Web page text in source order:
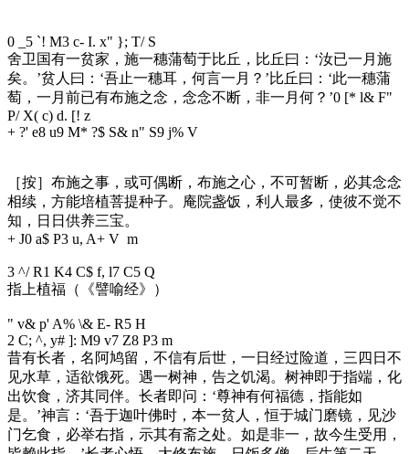
0 _5 `! M3 c- I. x" }; T/ S
舍卫国有一贫家，施一穗蒲萄于比丘，比丘曰：‘汝已一月施
矣。’贫人曰：‘吾止一穗耳，何言一月？’比丘曰：‘此一穗蒲
萄，一月前已有布施之念，念念不断，非一月何？’0 [* l& F"
P/ X( c) d. [! z
+ ?' e8 u9 M* ?$ S& n" S9 j% V
［按］布施之事，或可偶断，布施之心，不可暂断，必其念念
相续，方能培植菩提种子。庵院盏饭，利人最多，使彼不觉不
知，日日供养三宝。
+ J0 a$ P3 u, A+ V m
3 ^/ R1 K4 C$ f, l7 C5 Q
指上植福（《譬喻经》）
" v& p' A% \& E- R5 H
2 C; ^, y# ]: M9 v7 Z8 P3 m
昔有长者，名阿鸠留，不信有后世，一日经过险道，三四日不
见水草，适欲饿死。遇一树神，告之饥渴。树神即于指端，化
出饮食，济其同伴。长者即问：‘尊神有何福德，指能如
是。’神言：‘吾于迦叶佛时，本一贫人，恒于城门磨镜，见沙
门乞食，必举右指，示其有斋之处。如是非一，故今生受用，